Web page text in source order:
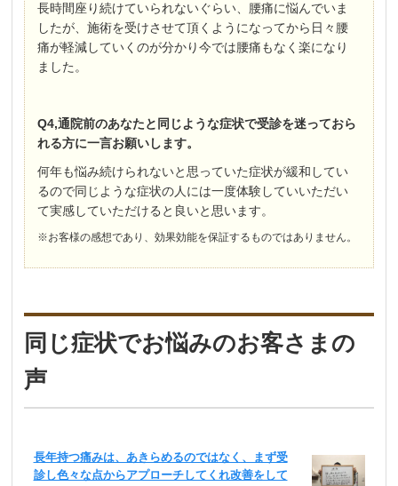
長時間座り続けていられないぐらい、腰痛に悩んでいま
したが、施術を受けさせて頂くようになってから日々腰
痛が軽減していくのが分かり今では腰痛もなく楽になり
ました。
Q4,通院前のあなたと同じような症状で受診を迷っておら
れる方に一言お願いします。
何年も悩み続けられないと思っていた症状が緩和してい
るので同じような症状の人には一度体験していいただい
て実感していただけると良いと思います。
※お客様の感想であり、効果効能を保証するものではありません。
同じ症状でお悩みのお客さまの
声
長年持つ痛みは、あきらめるのではなく、まず受
診し色々な点からアプローチしてくれ改善をして